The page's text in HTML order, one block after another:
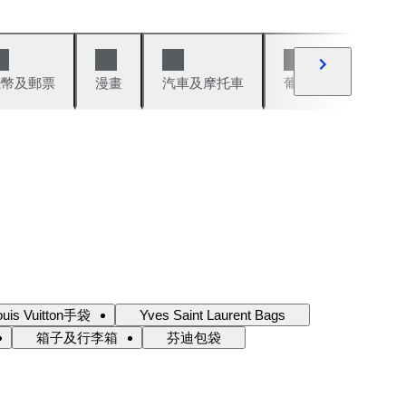
及郵票 漫畫 汽車及摩托車 葡萄酒與烈酒
Vuitton手袋
Yves Saint Laurent Bags
箱子及行李箱
芬迪包袋